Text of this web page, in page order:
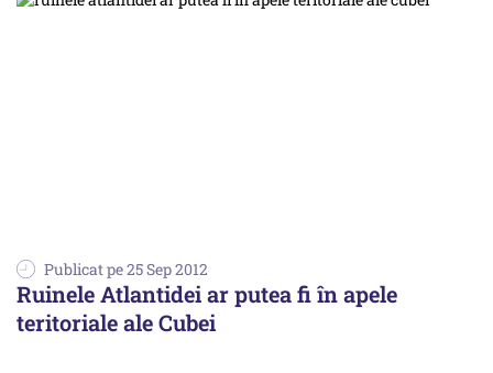
Publicat pe 25 Sep 2012
Ruinele Atlantidei ar putea fi în apele
teritoriale ale Cubei